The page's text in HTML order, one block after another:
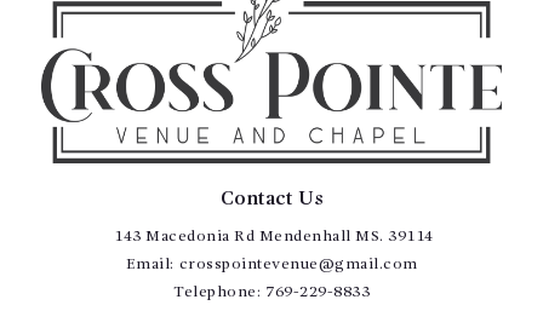
Contact Us
143 Macedonia Rd Mendenhall MS. 39114
Email: crosspointevenue@gmail.com
Telephone: 769-229-8833